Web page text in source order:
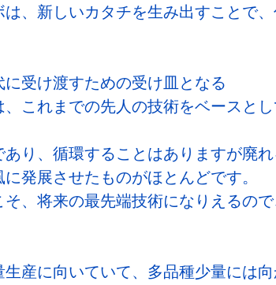
、新しいカタチを生み出すことで
受け渡すための受け皿となる
これまでの先人の技術をベースとし
り、循環することはありますが廃
発展させたものがほとんどです。
、将来の最先端技術になりえるの
産に向いていて、多品種少量には